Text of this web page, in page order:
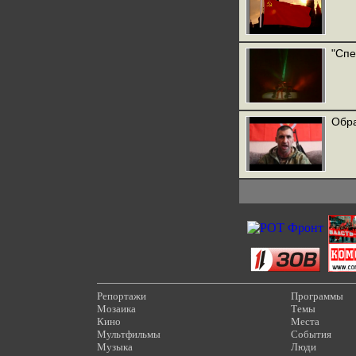
Репортажи
Мозаика
Кино
Мультфильмы
Музыка
Программы
Темы
Места
События
Люди